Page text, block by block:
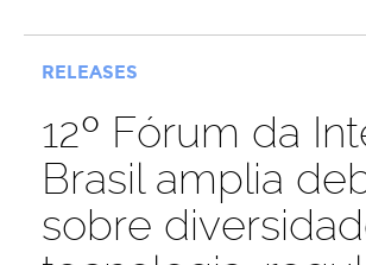
RELEASES
12º Fórum da
Brasil amplia
sobre